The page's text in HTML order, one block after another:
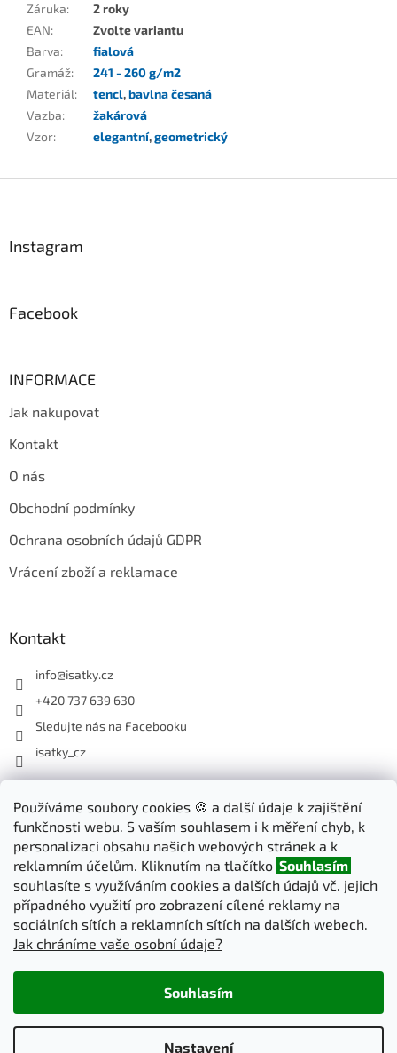
Používáme soubory cookies 🍪 a další údaje k zajištění
funkčnosti webu. S vaším souhlasem i k měření chyb, k
personalizaci obsahu našich webových stránek a k
reklamním účelům. Kliknutím na tlačítko Souhlasím
souhlasíte s využíváním cookies a dalších údajů vč. jejich
případného využití pro zobrazení cílené reklamy na
sociálních sítích a reklamních sítích na dalších webech.
Jak chráníme vaše osobní údaje?
Nastavení
Souhlasím
Záruka:
2 roky
EAN:
Zvolte variantu
Barva:
fialová
Gramáž:
241 - 260 g/m2
Materiál: tencl,bavlna česaná
Vazba:
žakárová
Vzor: elegantní,geometrický
Instagram
Facebook
INFORMACE
Jak nakupovat
Kontakt
O nás
Obchodní podmínky
Ochrana osobních údajů GDPR
Vrácení zboží a reklamace
Kontakt
info@isatky.cz
+420 737 639 630
Sledujte nás na Facebooku
isatky_cz
Odebírat newsletter
Vložte svůj e-mail a my vám budeme zasílat informace o nových
produktech na našem e-shopu.
E-mail
PŘIHLÁSIT SE